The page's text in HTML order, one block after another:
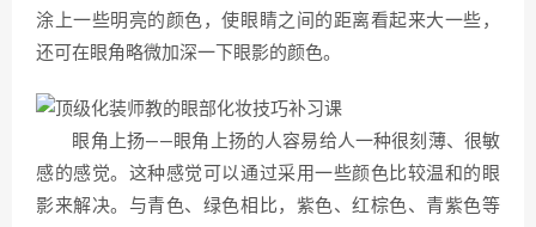
涂上一些明亮的颜色，使眼睛之间的距离看起来大一些，
还可在眼角略微加深一下眼影的颜色。
眼角上扬——眼角上扬的人容易给人一种很刻薄、很敏
感的感觉。这种感觉可以通过采用一些颜色比较温和的眼
影来解决。与青色、绿色相比，紫色、红棕色、青紫色等